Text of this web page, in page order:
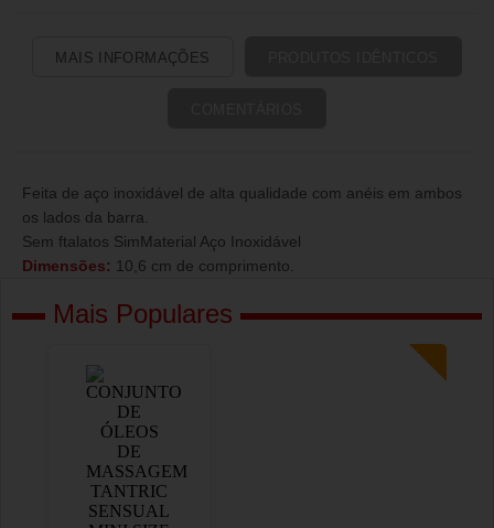
MAIS INFORMAÇÕES
Feita de aço inoxidável de alta qualidade com anéis em ambos
os lados da barra.
Sem ftalatos SimMaterial Aço Inoxidável
Dimensões: 10,6 cm de comprimento.
Mais Populares